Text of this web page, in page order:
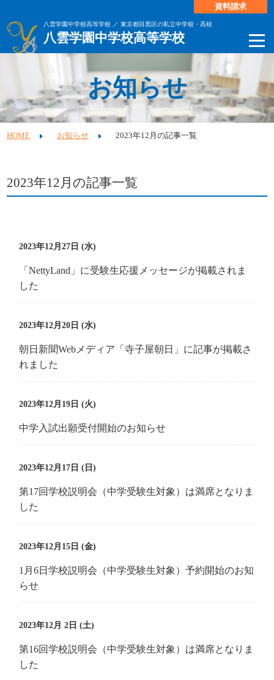
八雲学園中学校高等学校 ／ 東京都目黒区の私立中学校・高校
八雲学園中学校高等学校
資料請求
お知らせ
HOME お知らせ 2023年12月の記事一覧
2023年12月の記事一覧
2023年12月27日 (水)
「NettyLand」に受験生応援メッセージが掲載されま
した
2023年12月20日 (水)
朝日新聞Webメディア「寺子屋朝日」に記事が掲載さ
れました
2023年12月19日 (火)
中学入試出願受付開始のお知らせ
2023年12月17日 (日)
第17回学校説明会（中学受験生対象）は満席となりま
した
2023年12月15日 (金)
1月6日学校説明会（中学受験生対象）予約開始のお知
らせ
2023年12月 2日 (土)
第16回学校説明会（中学受験生対象）は満席となりま
した